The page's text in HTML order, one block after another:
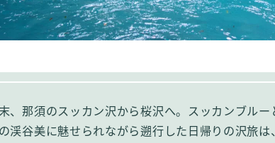
、那須のスッカン沢から桜沢へ。スッカンブル
渓谷美に魅せられながら遡行した日帰りの沢旅は